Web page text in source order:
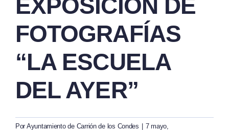
EXPOSICIÓN DE
FOTOGRAFÍAS
“LA ESCUELA
DEL AYER”
Por Ayuntamiento de Carrión de los Condes
7 mayo,